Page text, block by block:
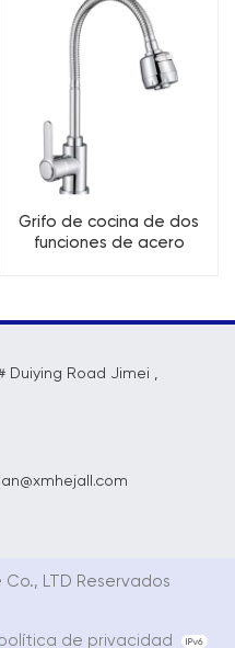
Grifo de cocina de dos
funciones de acero
Duiying Road Jimei ,
LTD Reservados
de privacidad